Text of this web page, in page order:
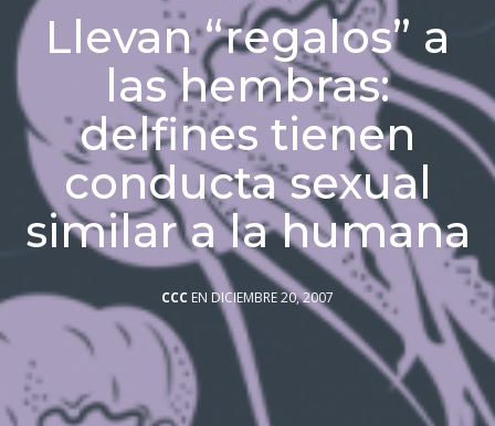
Llevan “regalos” a
las hembras:
delfines tienen
conducta sexual
similar a la humana
CCC EN DICIEMBRE 20, 2007